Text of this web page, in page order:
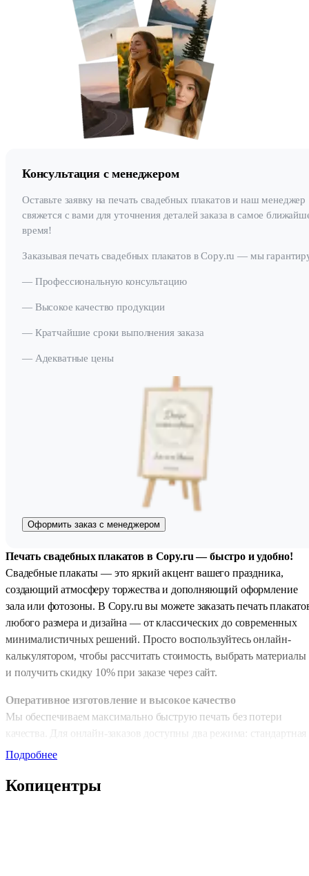
Консультация с менеджером
Оставьте заявку на печать свадебных плакатов и наш менеджер
свяжется с вами для уточнения деталей заказа в самое
время!
Заказывая печать свадебных плакатов в Copy.ru — мы
— Профессиональную консультацию
— Высокое качество продукции
— Кратчайшие сроки выполнения заказа
— Адекватные цены
Оформить заказ с менеджером
Печать свадебных плакатов в Copy.ru — быстро и удобно!
Свадебные плакаты — это яркий акцент вашего праздника,
создающий атмосферу торжества и дополняющий оформление
зала или фотозоны. В Copy.ru вы можете заказать печать
любого размера и дизайна — от классических до современных
минималистичных решений. Просто воспользуйтесь онлайн-
калькулятором, чтобы рассчитать стоимость, выбрать материалы
и получить скидку 10% при заказе через сайт.
Оперативное изготовление и высокое качество
Мы обеспечиваем максимально быструю печать без потери
качества. Для онлайн-заказов доступны два режима: стандартная
печать — 1 день и срочная — всего 2–4 часа. Такой подход
мероприятия.
Подробнее
Копицентры